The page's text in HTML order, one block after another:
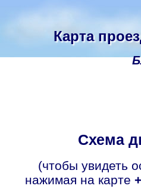
Карта
Схема
(чтобы увидеть
нажимая на карте+